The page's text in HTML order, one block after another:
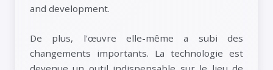
and development.
De plus, l'œuvre elle-même a subi des
changements importants. La technologie est